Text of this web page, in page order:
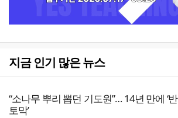
지금 인기 많은 뉴스
“소나무 뿌리 뽑던 기도원”… 14년 만에 ‘반
토막’